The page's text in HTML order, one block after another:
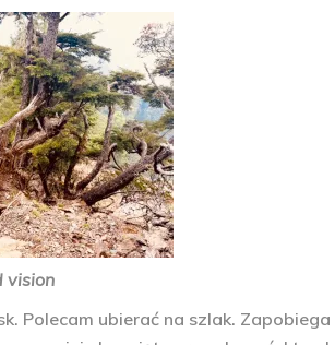
vision
Polecam ubierać na szlak.